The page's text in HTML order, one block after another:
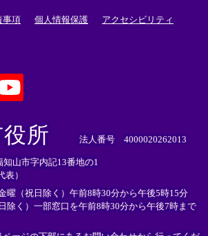
事項 個人情報保護 アクセシビリティ
外
部
所 法人番号 4000020262013
山市字内記13番地の1
表）
曜（祝日除く）午前8時30分から午後5時15分
除く）一部窓口を午前8時30分から午後7時まで